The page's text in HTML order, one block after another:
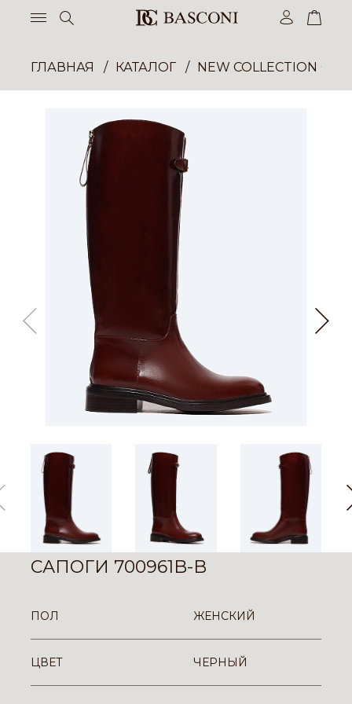
ГЛАВНАЯ КАТАЛОГ NEW COLLECTION
САПОГИ 700961B-B
ПОЛ ЖЕНСКИЙ
ЦВЕТ ЧЕРНЫЙ